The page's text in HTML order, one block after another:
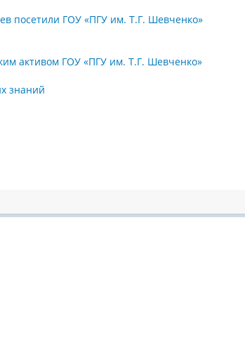
посетили ГОУ «ПГУ им. Т.Г. Шевченко»
активом ГОУ «ПГУ им. Т.Г. Шевченко»
знаний